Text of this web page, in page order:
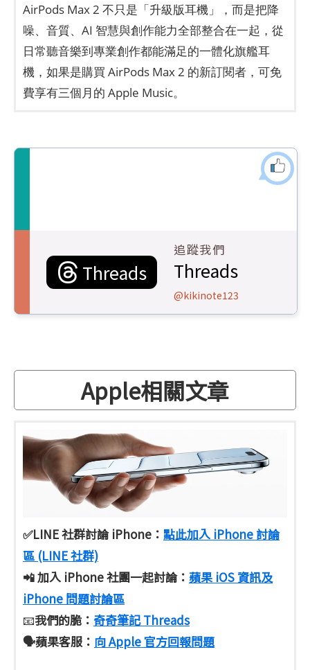
AirPods Max 2 不只是「升級版耳機」，而是把降
噪、音質、AI 智慧與創作能力全部整合在一起，從
日常聽音樂到專業創作都能滿足的一體化旗艦耳
機，如果是購買 AirPods Max 2 的新訂閱者，可免
費享有三個月的 Apple Music。
Threads
追蹤我們
Threads
@kikinote123
Apple相關文章
✅LINE 社群討論 iPhone： 點此加入 iPhone 討論
區 (LINE 社群)
📲 加入 iPhone 社團一起討論： 蘋果 iOS 資訊及
iPhone 問題討論區
📧我們的脆： 奇奇筆記 Threads
🗣️蘋果客服： 向 Apple 官方回報問題